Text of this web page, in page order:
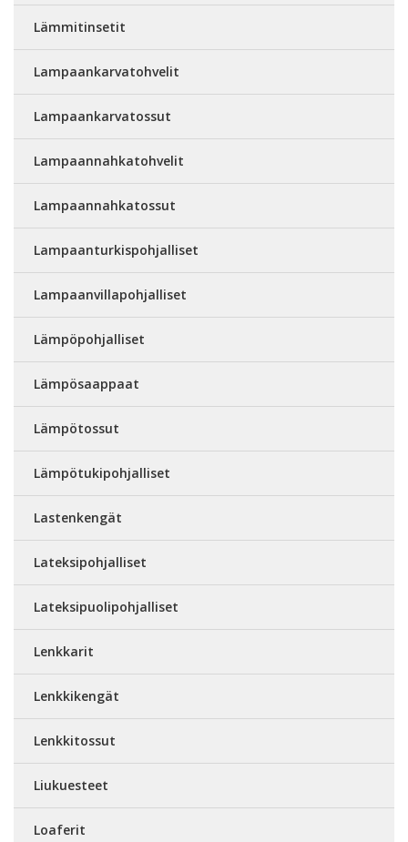
Lämmitinsetit
Lampaankarvatohvelit
Lampaankarvatossut
Lampaannahkatohvelit
Lampaannahkatossut
Lampaanturkispohjalliset
Lampaanvillapohjalliset
Lämpöpohjalliset
Lämpösaappaat
Lämpötossut
Lämpötukipohjalliset
Lastenkengät
Lateksipohjalliset
Lateksipuolipohjalliset
Lenkkarit
Lenkkikengät
Lenkkitossut
Liukuesteet
Loaferit